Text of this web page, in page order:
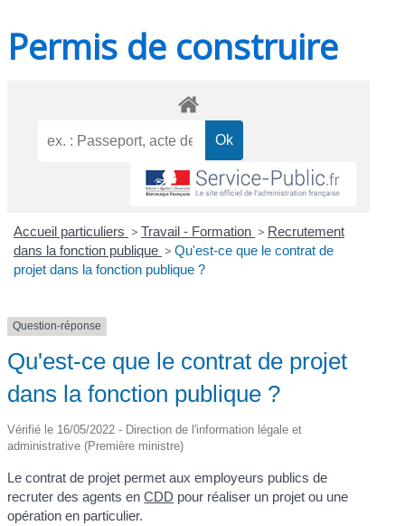
Permis de construire
Accueil particuliers > Travail - Formation > Recrutement
dans la fonction publique > Qu'est-ce que le contrat de
projet dans la fonction publique ?
Question-réponse
Qu'est-ce que le contrat de projet
dans la fonction publique ?
Vérifié le 16/05/2022 - Direction de l'information légale et
administrative (Première ministre)
Le contrat de projet permet aux employeurs publics de
recruter des agents enCDD pour réaliser un projet ou une
opération en particulier.